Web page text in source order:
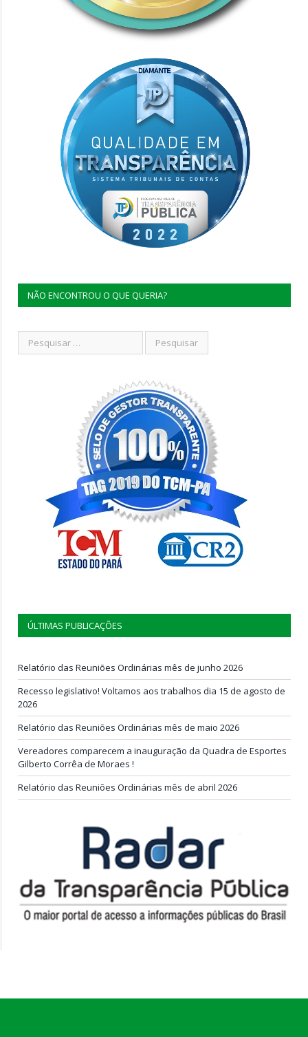
NÃO ENCONTROU O QUE QUERIA?
ÚLTIMAS PUBLICAÇÕES
Relatório das Reuniões Ordinárias mês de junho 2026
Recesso legislativo! Voltamos aos trabalhos dia 15 de agosto de
2026
Relatório das Reuniões Ordinárias mês de maio 2026
Vereadores comparecem a inauguração da Quadra de Esportes
Gilberto Corrêa de Moraes !
Relatório das Reuniões Ordinárias mês de abril 2026